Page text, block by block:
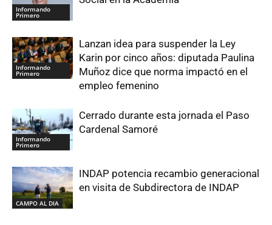
Informando
Primero
Informando
Primero
Lanzan idea para suspender la Ley
Karin por cinco años: diputada Paulina
Muñoz dice que norma impactó en el
empleo femenino
Informando
Primero
Cerrado durante esta jornada el Paso
Cardenal Samoré
CAMPO AL DIA
INDAP potencia recambio generacional
en visita de Subdirectora de INDAP